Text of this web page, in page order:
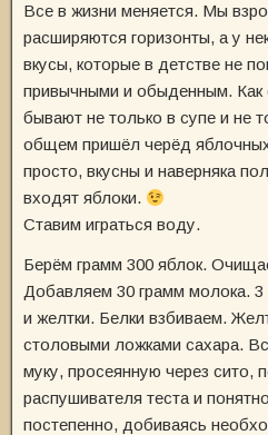
Все в жизни меняется. Мы
расширяются горизонты, а у
вкусы, которые в детстве не
привычными и обыденным. Как
бывают не только в супе и не
общем пришёл черёд
просто, вкусны и наверняка
входят яблоки.
Ставим играться воду.
Берём грамм 300 яблок.
Добавляем 30 грамм молока.
и желтки. Белки взбиваем.
столовыми ложками сахара.
муку, просеянную через сито,
распушивателя теста и
постепенно, добиваясь